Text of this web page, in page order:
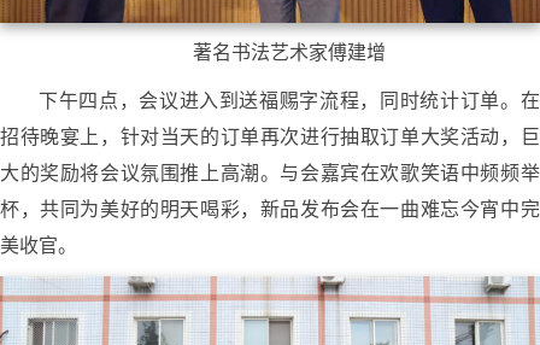
著名书法艺术家傅建增
下午四点，会议进入到送福赐字流程，同时统计订单。在
招待晚宴上，针对当天的订单再次进行抽取订单大奖活动，巨
大的奖励将会议氛围推上高潮。与会嘉宾在欢歌笑语中频频举
杯，共同为美好的明天喝彩，新品发布会在一曲难忘今宵中完
美收官。